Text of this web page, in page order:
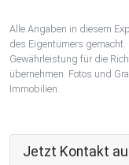
Alle Angaben in diesem
des Eigentümers gemacht.
Gewährleistung für die
übernehmen. Fotos und
Immobilien.
Jetzt Kontakt